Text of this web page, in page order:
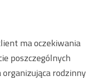
ma oczekiwania
poszczególnych
organizująca rodzinny